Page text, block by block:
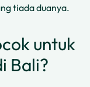
tiada duanya.
untuk
Bali?